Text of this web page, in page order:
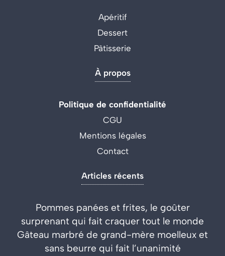
Apéritif
Dessert
Pâtisserie
À propos
Politique de confidentialité
CGU
Mentions légales
Contact
Articles récents
Pommes panées et frites, le goûter
surprenant qui fait craquer tout le monde
Gâteau marbré de grand-mère moelleux et
sans beurre qui fait l’unanimité